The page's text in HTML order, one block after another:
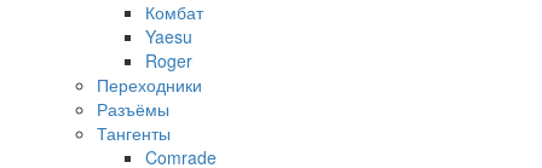
Комбат
Yaesu
Roger
Переходники
Разъёмы
Тангенты
Comrade